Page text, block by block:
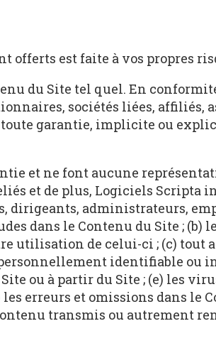
offerts est faite à vos propres
du Site tel quel. En
sociétés liées, affiliés,
garantie, implicite ou
et ne font aucune
et de plus, Logiciels Scripta
dirigeants, administrateurs,
dans le Contenu du Site ; (b)
utilisation de celui-ci ; (c) tout
identifiable ou
ou à partir du Site ; (e) les
erreurs et omissions dans le
transmis ou autrement